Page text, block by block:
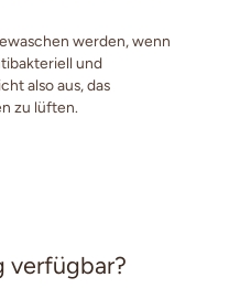
werden, wenn
und
also aus, das
zu lüften.
verfügbar?